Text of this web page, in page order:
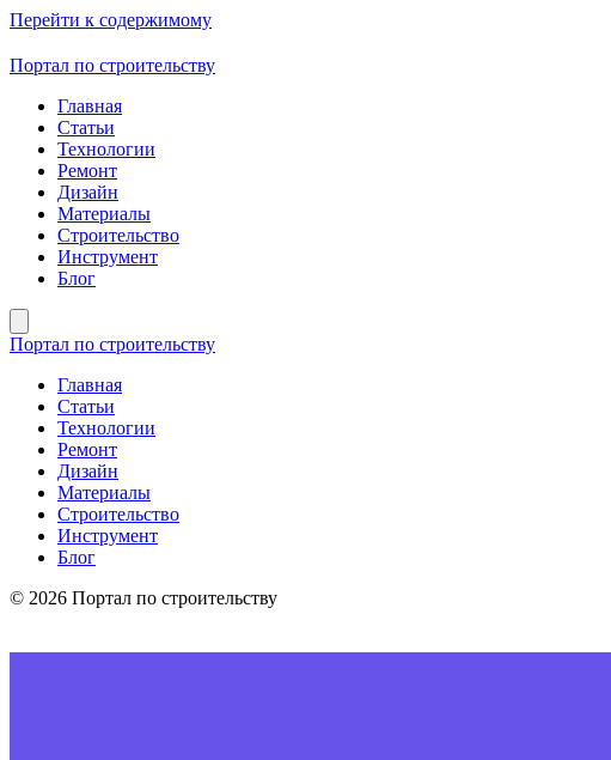
Перейти к содержимому
Портал по строительству
Главная
Статьи
Технологии
Ремонт
Дизайн
Материалы
Строительство
Инструмент
Блог
Портал по строительству
Главная
Статьи
Технологии
Ремонт
Дизайн
Материалы
Строительство
Инструмент
Блог
© 2026 Портал по строительству